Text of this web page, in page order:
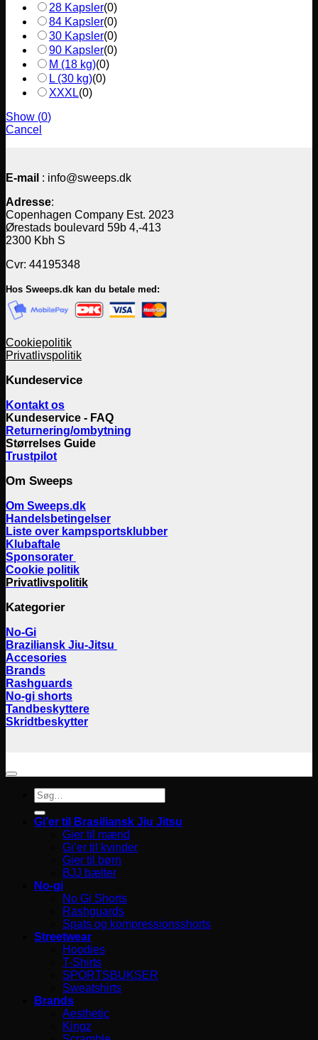
28 Kapsler(0)
84 Kapsler(0)
30 Kapsler(0)
90 Kapsler(0)
M (18 kg)(0)
L (30 kg)(0)
XXXL(0)
Show (0)
Cancel
E-mail : info@sweeps.dk
Adresse:
Copenhagen Company Est. 2023
Ørestads boulevard 59b 4,-413
2300 Kbh S
Cvr: 44195348
Hos Sweeps.dk kan du betale med:
Cookiepolitik
Privatlivspolitik
Kundeservice
Kontakt os
Kundeservice - FAQ
Returnering/ombytning
Størrelses Guide
Trustpilot
Om Sweeps
Om Sweeps.dk
Handelsbetingelser
Liste over kampsportsklubber
Klubaftale
Sponsorater
Cookie politik
Privatlivspolitik
Kategorier
No-Gi
Braziliansk Jiu-Jitsu
Accesories
Brands
Rashguards
No-gi shorts
Tandbeskyttere
Skridtbeskytter
Søg
efter:
Gi’er til Brasiliansk Jiu Jitsu
Gier til mænd
Gi’er til kvinder
Gier til børn
BJJ bælter
No-gi
No Gi Shorts
Rashguards
Spats og kompressionsshorts
Streetwear
Hoodies
T-Shirts
SPORTSBUKSER
Sweatshirts
Brands
Aesthetic
Kingz